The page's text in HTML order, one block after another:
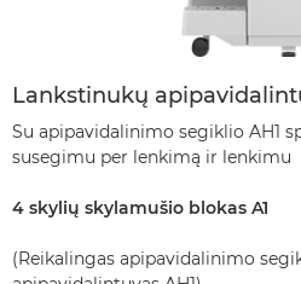
Lankstinukų
Su apipavidalinimo segiklio AH1
susegimu per lenkimą ir lenkimu
4 skylių skylamušio blokas A1
(Reikalingas apipavidalinimo